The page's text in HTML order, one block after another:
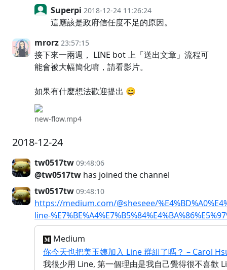
Superpi 2018-12-24 11:26:24
這應該是政府信任度不足的原因。
mrorz 23:57:15
接下來一兩週， LINE bot 上「送出文章」流程可
能會被大幅簡化唷，請看影片。
如果有什麼想法歡迎提出 😄
new-flow.mp4
2018-12-24
tw0517tw 09:48:06
@tw0517tw has joined the channel
tw0517tw 09:48:10
https://medium.com/@sheseee/
line-
Medium
你今天也把美玉姨加入 Line 群組了嗎？ – Carol
我很少用 Line, 第一個理由是我自己覺得很不喜歡